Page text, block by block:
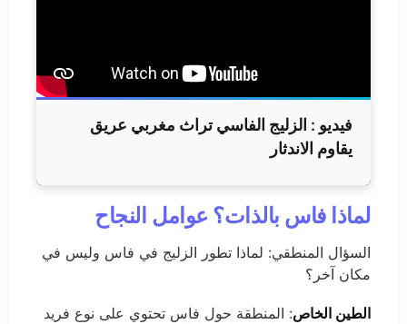
فيديو : الزليج الفاسي تراث مغربي عريق
يقاوم الاندثار
لماذا فاس بالذات؟ عوامل النجاح
السؤال المنطقي: لماذا تطور الزليج في فاس وليس في
مكان آخر؟
الطين الخاص: المنطقة حول فاس تحتوي على نوع فريد